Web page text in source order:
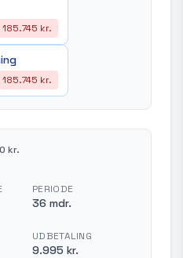
185.745 kr.
185.745 kr.
kr.
PERIODE
36 mdr.
UDBETALING
9.995 kr.